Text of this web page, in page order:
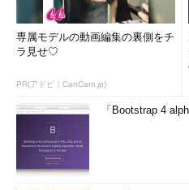
専属モデルの動画編集の裏側をチ
ラ見せ♡
PR(アドビ｜CanCam.jp)
「Bootstrap 4